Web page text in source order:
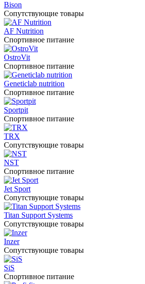
Bison
Сопутствующие товары
AF Nutrition
Спортивное питание
OstroVit
Спортивное питание
Geneticlab nutrition
Спортивное питание
Sportpit
Спортивное питание
TRX
Сопутствующие товары
NST
Спортивное питание
Jet Sport
Сопутствующие товары
Titan Support Systems
Сопутствующие товары
Inzer
Сопутствующие товары
SiS
Спортивное питание